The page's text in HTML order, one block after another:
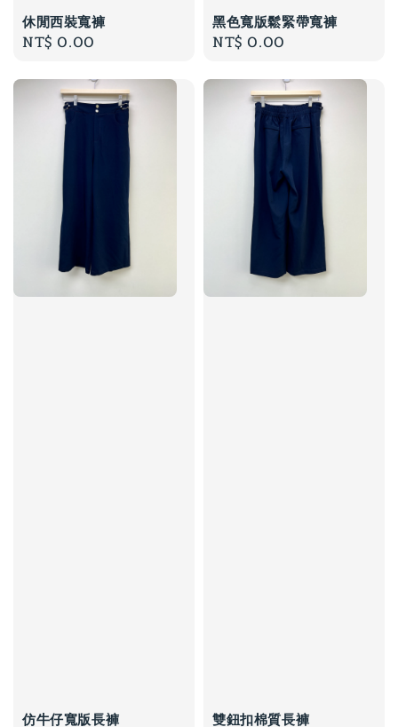
休閒西裝寬褲
Regular
NT$ 0.00
黑色寬版鬆緊帶寬褲
Regular
NT$ 0.00
仿牛仔寬版長褲 雙鈕扣棉質長褲